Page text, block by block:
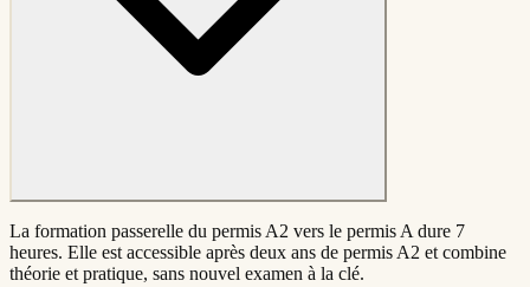
La formation passerelle du permis A2 vers le permis A dure 7
heures. Elle est accessible après deux ans de permis A2 et combine
théorie et pratique, sans nouvel examen à la clé.